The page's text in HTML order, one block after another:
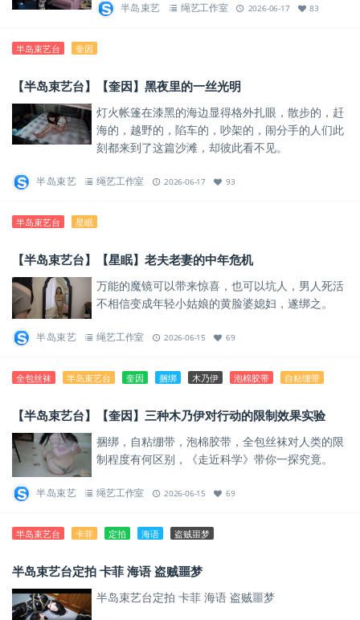
半岛束艺 绳艺工作室 2026-06-17 83
半岛束艺台 奎因
【半岛束艺台】【奎因】黑夜里的一丝光明
灯火帐篷在漆黑的海边显得格外扎眼，散步的，赶
海的，越野的，陷车的，吵架的，闹分手的人们此
刻都来到了这篇沙滩，却彼此看不见。
半岛束艺 绳艺工作室 2026-06-17 93
半岛束艺台 星眠
【半岛束艺台】【星眠】老夫老妻的中年危机
万能的魔镜可以带来惊喜，也可以坑人，男人死活
不相信变成年轻小姑娘的黄脸婆媳妇，遂绑之。
半岛束艺 绳艺工作室 2026-06-15 69
全包丝袜 半岛束艺台 奎因 捆绑 木乃伊 泡棉胶带 自粘绷带
【半岛束艺台】【奎因】三种木乃伊对行动的限制效果实验
捆绑，自粘绷带，泡棉胶带，全包丝袜对人类的限
制程度有何区别，《走近科学》带你一探究竟。
半岛束艺 绳艺工作室 2026-06-15 69
半岛束艺台 卡菲 定拍 海语 盗贼噩梦
半岛束艺台定拍 卡菲 海语 盗贼噩梦
半岛束艺台定拍 卡菲 海语 盗贼噩梦